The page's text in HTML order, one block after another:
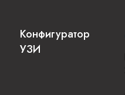
Конфигуратор
УЗИ